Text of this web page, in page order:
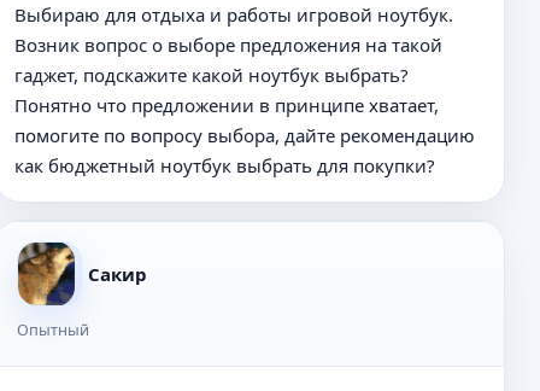
п
р
о
и
т
а
н
е
с
о
о
щ
Выбираю для отдыха и работы игровой ноутбук.
Возник вопрос о выборе предложения на такой
гаджет, подскажите какой ноутбук выбрать?
Понятно что предложении в принципе хватает,
помогите по вопросу выбора, дайте рекомендацию
как бюджетный ноутбук выбрать для покупки?
Сакир
Опытный